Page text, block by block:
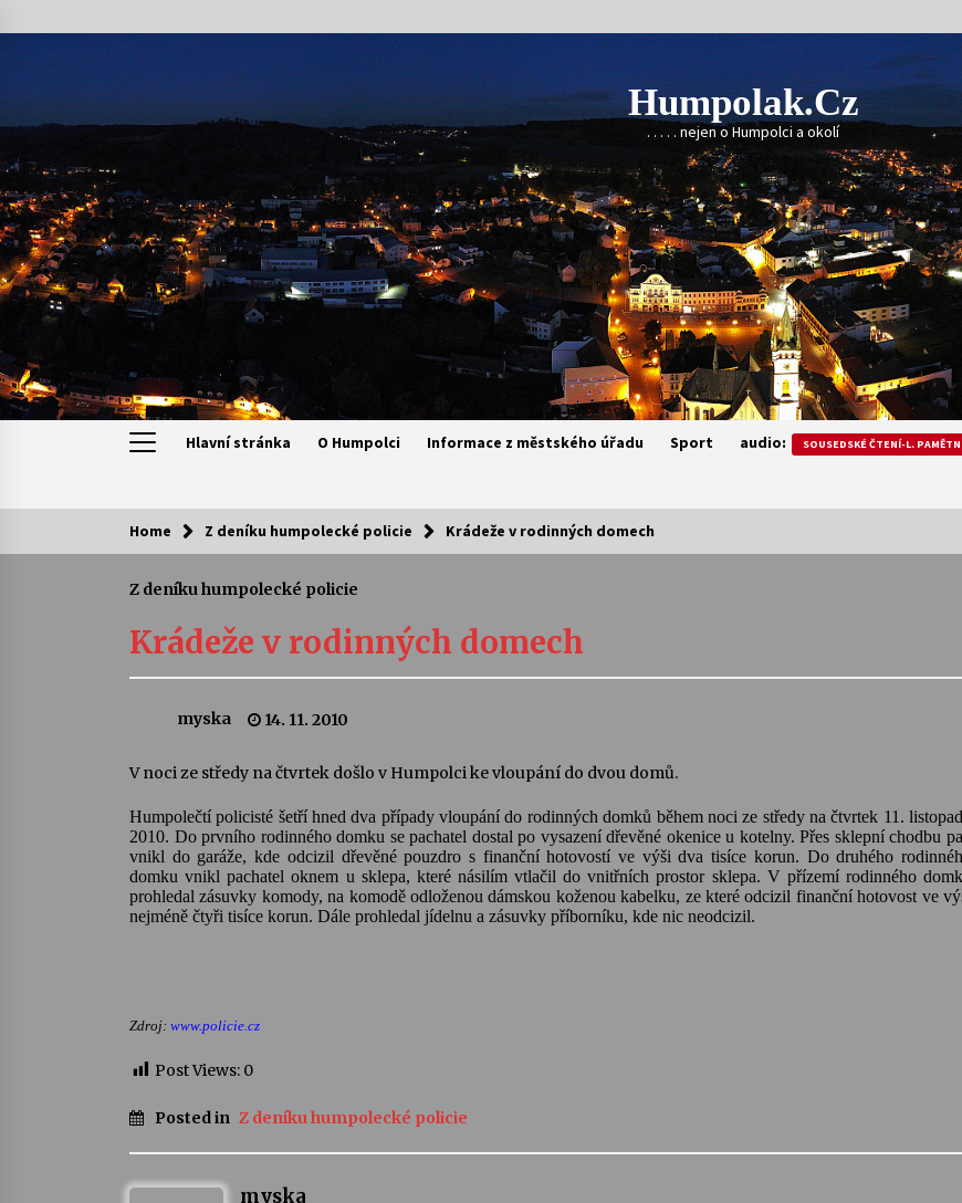
to
content
Humpolak.cz
. . . . . nejen o Humpolci a okolí
Hlavní stránka O Humpolci Informace z městského úřadu Sport audio: SOUSEDSKÉ ČTENÍ-L.
Kam za kulturou?
Camerata a Sukuba Ensemble
4. 8. 2026
Pozvánka na integrační festival
Quijotova šedesátka: 28. 7.–1. 8.
28. 7. 2026
Letní koncerty ve Stromovce: Rufus
Miller
22. 7. 2026
Vysočinka
17. 7. 2026
Za kulturou kousek za Humpolec. V
Varhanní recitál Michala Novenka v
Home Z deníku humpolecké policie Krádeže v rodinných domech
Z deníku humpolecké policie
Krádeže v rodinných domech
myska 14. 11. 2010
V noci ze středy na čtvrtek došlo v Humpolci ke vloupání do dvou domů.
Humpolečtí policisté šetří hned dva případy vloupání do rodinných domků během noci ze středy na čtvrtek 11.
2010. Do prvního rodinného domku se pachatel dostal po vysazení dřevěné okenice u kotelny. Přes sklepní chodbu
vnikl do garáže, kde odcizil dřevěné pouzdro s finanční hotovostí ve výši dva tisíce korun. Do druhého
domku vnikl pachatel oknem u sklepa, které násilím vtlačil do vnitřních prostor sklepa. V přízemí rodinného
prohledal zásuvky komody, na komodě odloženou dámskou koženou kabelku, ze které odcizil finanční hotovost ve
nejméně čtyři tisíce korun. Dále prohledal jídelnu a zásuvky příborníku, kde nic neodcizil.
Zdroj: www.policie.cz
Post Views: 0
Posted in Z deníku humpolecké policie
myska